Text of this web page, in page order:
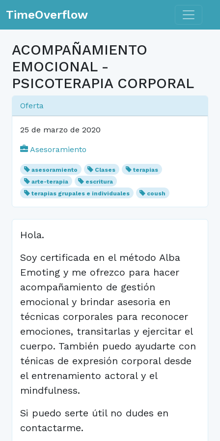
TimeOverflow Toggle
ACOMPAÑAMIENTO
EMOCIONAL -
PSICOTERAPIA CORPORAL
Oferta
25 de marzo de 2020
Asesoramiento
asesoramiento Clases
terapias
arte-terapia
escritura
terapias grupales e individuales
coush
Hola.
Soy certificada en el método Alba
Emoting y me ofrezco para hacer
acompañamiento de gestión
emocional y brindar asesoria en
técnicas corporales para reconocer
emociones, transitarlas y ejercitar el
cuerpo. También puedo ayudarte con
ténicas de expresión corporal desde
el entrenamiento actoral y el
mindfulness.
Si puedo serte útil no dudes en
contactarme.